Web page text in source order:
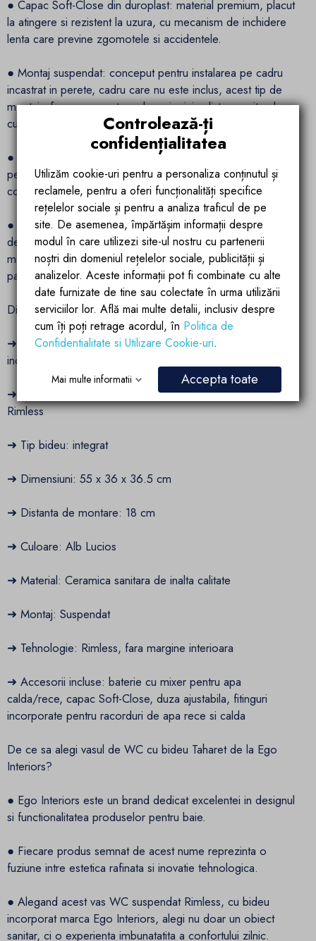
● Capac Soft-Close din duroplast: material premium, placut
la atingere si rezistent la uzura, cu mecanism de inchidere
lenta care previne zgomotele si accidentele.
● Montaj suspendat: conceput pentru instalarea pe cadru
incastrat in perete, cadru care nu este inclus, acest tip de
montaj ofera un aspect modern si minimalist, permitand
curatarea eficienta a pardoselii si economisirea spatiului.
● Set complet pentru instalare: include fitingurile necesare
pentru racordarea la apa calda si rece, oferind un pachet
complet, pregatit pentru montaj imediat.
● Curatare mai usoara si intretinere rapida: datorita
designului Rimless si formei suspendate, vasul WC este mult
mai usor de intretinut, atat la interior, cat si in zona
pardoselii.
Dimensiuni si specificatii ale vasului de WC Taharet:
➜ Tip capac: duroplast de inalta calitate, prevazut cu
inchidere Soft-Close
➜ Tip vas WC: suspendat, cu functie de bideu si tehnologie
Rimless
➜ Tip bideu: integrat
➜ Dimensiuni: 55 x 36 x 36.5 cm
➜ Distanta de montare: 18 cm
➜ Culoare: Alb Lucios
➜ Material: Ceramica sanitara de inalta calitate
➜ Montaj: Suspendat
➜ Tehnologie: Rimless, fara margine interioara
➜ Accesorii incluse: baterie cu mixer pentru apa
calda/rece, capac Soft-Close, duza ajustabila, fitinguri
incorporate pentru racorduri de apa rece si calda
De ce sa alegi vasul de WC cu bideu Taharet de la Ego
Interiors?
● Ego Interiors este un brand dedicat excelentei in designul
si functionalitatea produselor pentru baie.
● Fiecare produs semnat de acest nume reprezinta o
fuziune intre estetica rafinata si inovatie tehnologica.
● Alegand acest vas WC suspendat Rimless, cu bideu
incorporat marca Ego Interiors, alegi nu doar un obiect
sanitar, ci o experienta imbunatatita a confortului zilnic.
Controlează-ți
confidențialitatea
Utilizăm cookie-uri pentru a personaliza conținutul și
reclamele, pentru a oferi funcționalități specifice
rețelelor sociale și pentru a analiza traficul de pe
site. De asemenea, împărtășim informații despre
modul în care utilizezi site-ul nostru cu partenerii
noștri din domeniul rețelelor sociale, publicității și
analizelor. Aceste informații pot fi combinate cu alte
date furnizate de tine sau colectate în urma utilizării
serviciilor lor. Află mai multe detalii, inclusiv despre
cum îți poți retrage acordul, în Politica de
Confidentialitate si Utilizare Cookie-uri.
Mai multe informatii Accepta toate